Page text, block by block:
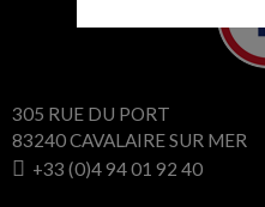
305 RUE DU PORT
83240 CAVALAIRE SUR MER
+33 (0)4 94 01 92 40